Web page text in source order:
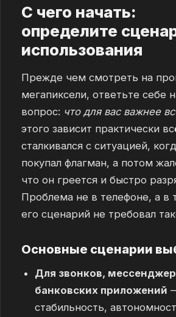
С чего начать:
определите
использования
Прежде чем смотреть на
мегапиксели, ответьте себе
вопрос: что для вас важнее
этого зависит практически
сталкивался с ситуацией,
покупал флагман, а потом
что он греется и быстро
Проблема не в телефоне, а в
его сценарий не требовал
Основные сценарии
Для звонков,
банковских приложений
стабильность,